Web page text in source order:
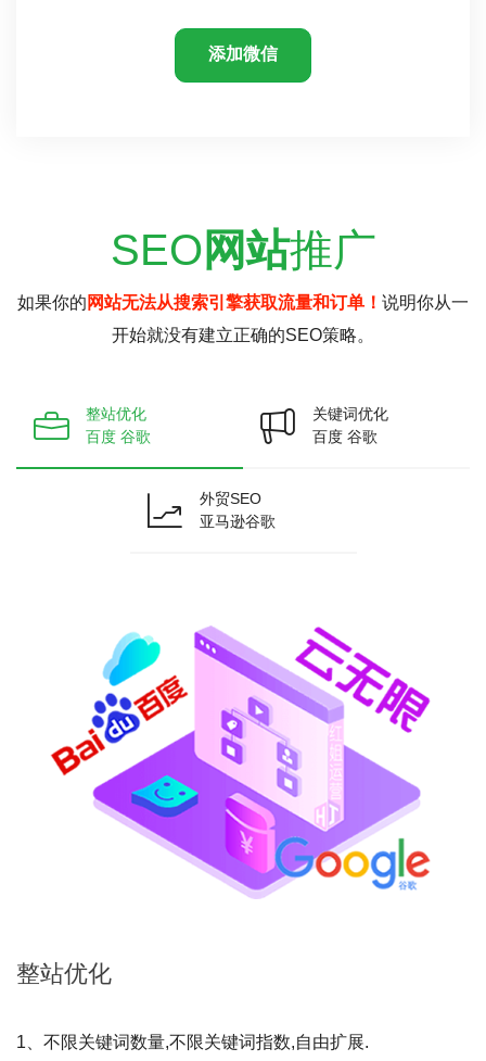
添加微信
SEO 网站推广
如果你的 网站无法从搜索引擎获取流量和订单！ 说明你从一
开始就没有建立正确的SEO策略。
整站优化
百度 谷歌
关键词优化
百度 谷歌
外贸SEO
亚马逊谷歌
整站优化
1、不限关键词数量,不限关键词指数,自由扩展.